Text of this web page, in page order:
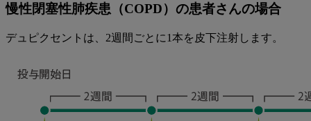
慢性閉塞性肺疾患（COPD）の患者さんの場合
デュピクセントは、2週間ごとに1本を皮下注射します。